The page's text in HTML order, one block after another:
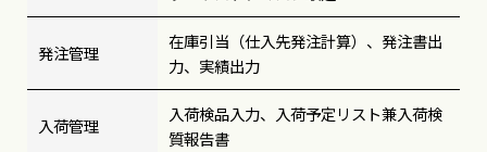
発注管理
在庫引当（仕入先発注計算）、発注書出
力、実績出力
入荷管理
入荷検品入力、入荷予定リスト兼入荷検
質報告書